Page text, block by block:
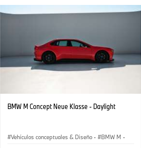
BMW M Concept Neue Klasse - Daylight
Vehículos conceptuales & Diseño · BMW M ·